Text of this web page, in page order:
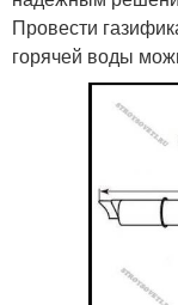
Провести
горячей воды